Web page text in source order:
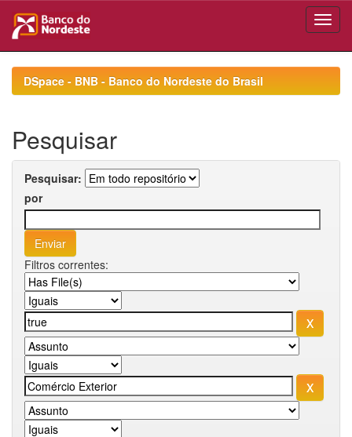
navigationDSpace - BNB - Banco do Nordeste do Brasil
Pesquisar
Pesquisar:
por
Filtros correntes: